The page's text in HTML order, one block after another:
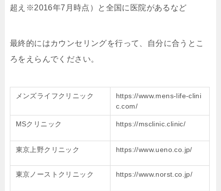
超え※2016年7月時点）と全国に医院があるなど
最終的にはカウンセリングを行って、自分に合うとこ
ろをえらんでください。
メンズライフクリニック
https://www.mens-life-clini
c.com/
MSクリニック https://msclinic.clinic/
東京上野クリニック https://www.ueno.co.jp/
東京ノーストクリニック https://www.norst.co.jp/